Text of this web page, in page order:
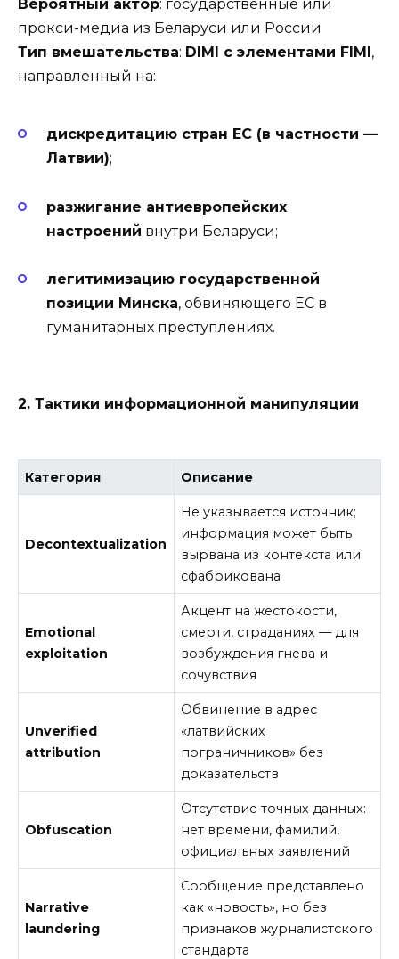
Вероятный актор: государственные или
прокси-медиа из Беларуси или России
Тип вмешательства: DIMI с элементами FIMI,
направленный на:
дискредитацию стран ЕС (в частности —
Латвии);
разжигание антиевропейских
настроений внутри Беларуси;
легитимизацию государственной
позиции Минска, обвиняющего ЕС в
гуманитарных преступлениях.
2. Тактики информационной манипуляции
Категория Описание
Decontextualization
Не указывается источник;
информация может быть
вырвана из контекста или
сфабрикована
Emotional
exploitation
Акцент на жестокости,
смерти, страданиях — для
возбуждения гнева и
сочувствия
Unverified
attribution
Обвинение в адрес
«латвийских
пограничников» без
доказательств
Obfuscation
Отсутствие точных данных:
нет времени, фамилий,
официальных заявлений
Narrative
laundering
Сообщение представлено
как «новость», но без
признаков журналистского
стандарта